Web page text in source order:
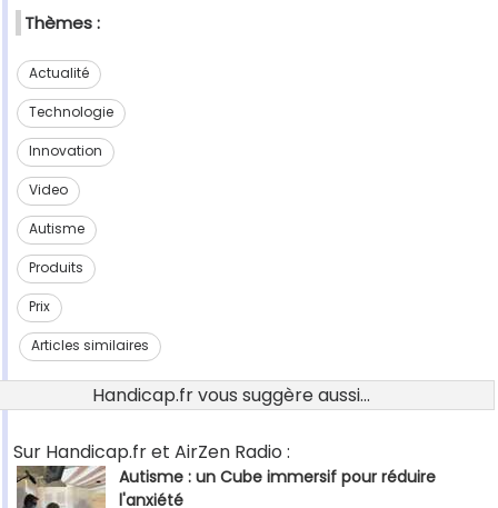
Thèmes :
Actualité
Technologie
Innovation
Video
Autisme
Produits
Prix
Articles similaires
Handicap.fr vous suggère aussi...
Sur Handicap.fr et AirZen Radio :
Autisme : un Cube immersif pour réduire
l'anxiété